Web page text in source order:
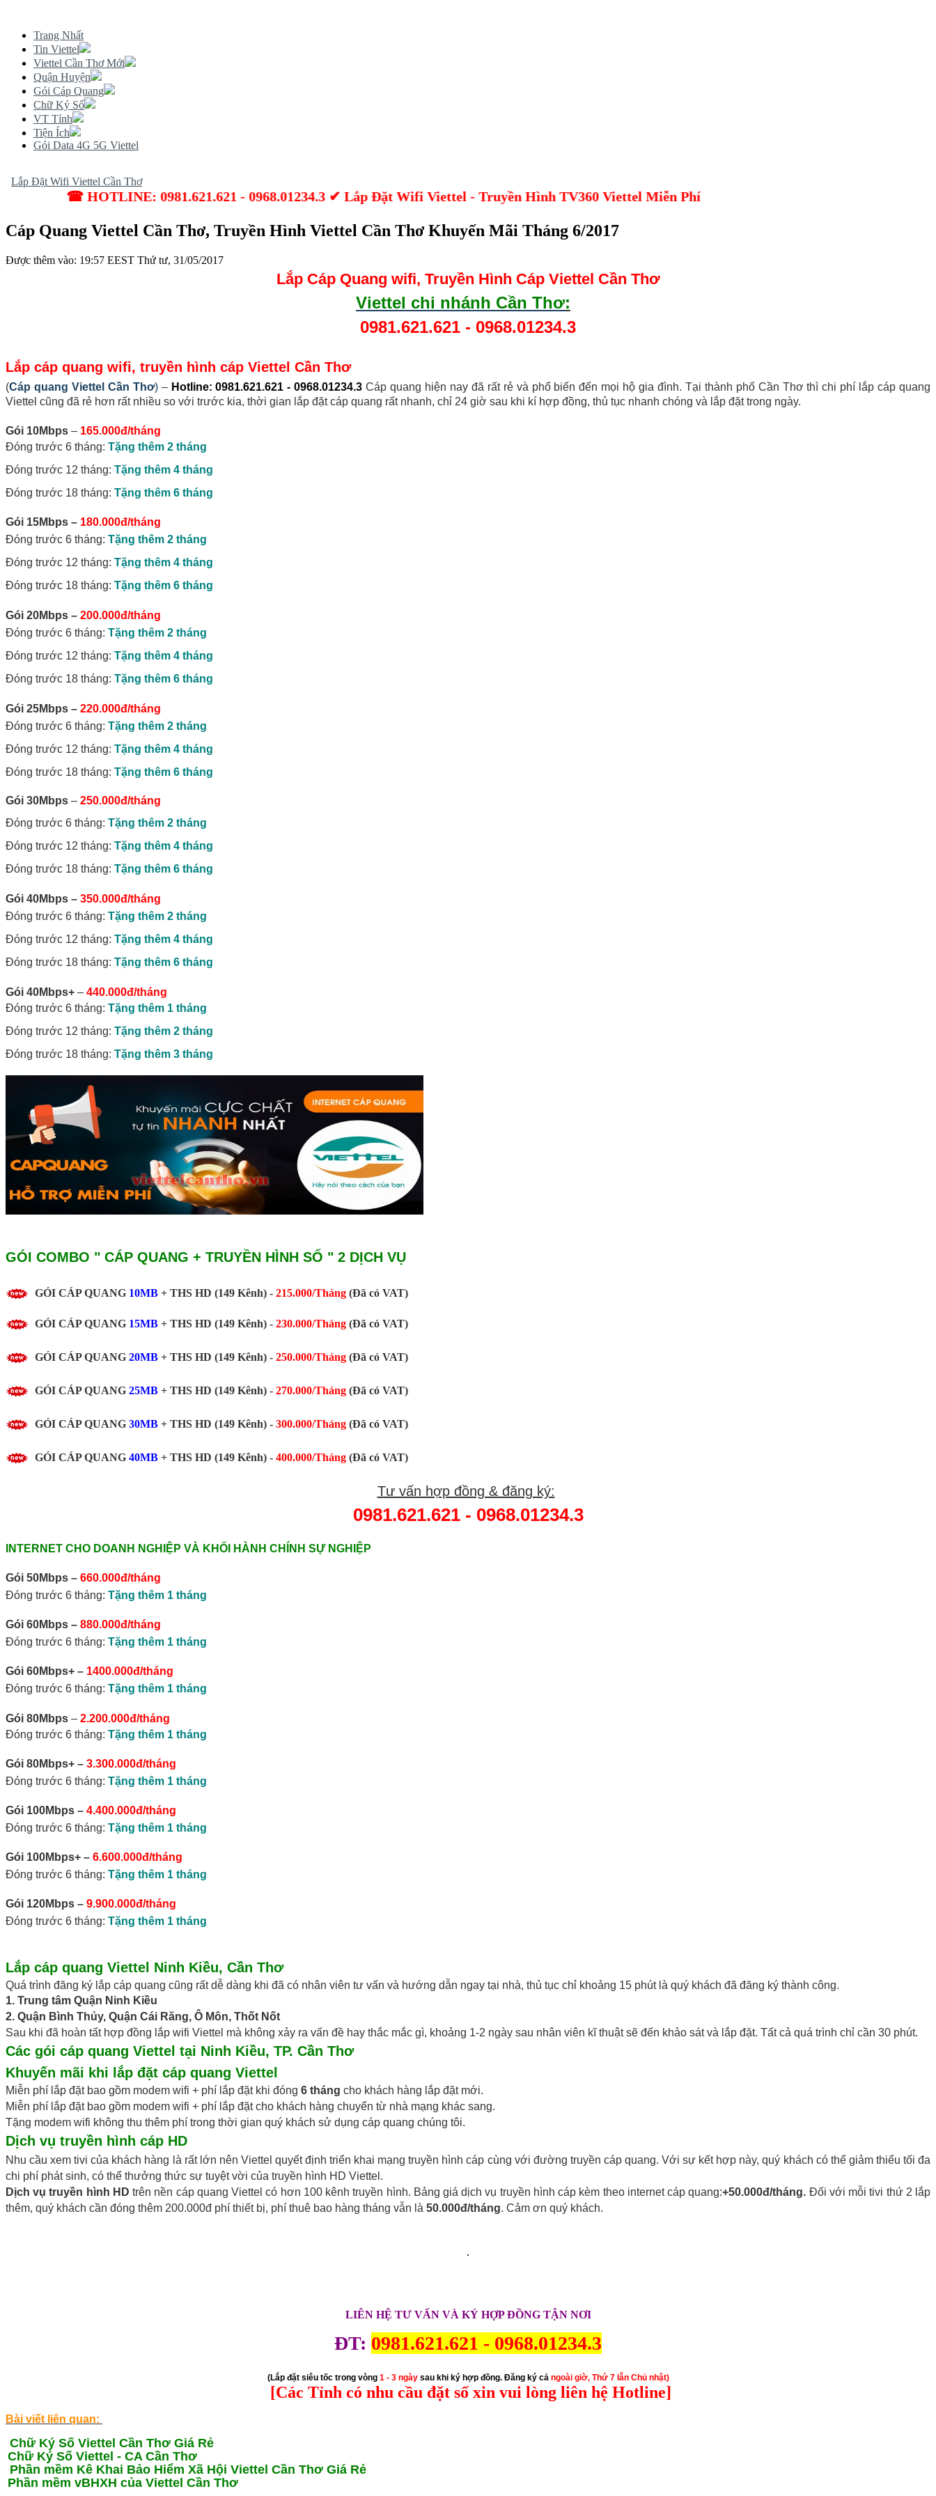
Trang Nhất
Tin Viettel
Viettel Cần Thơ Mới
Quận Huyện
Gói Cáp Quang
Chữ Ký Số
VT Tỉnh
Tiện Ích
Gói Data 4G 5G Viettel
Lắp Đặt Wifi Viettel Cần Thơ
☎ HOTLINE: 0981.621.621 - 0968.01234.3 ✔ Lắp Đặt Wifi Viettel - Truyền Hình TV360 Viettel Miễn Phí
Cáp Quang Viettel Cần Thơ, Truyền Hình Viettel Cần Thơ Khuyến Mãi Tháng 6/2017
Được thêm vào: 19:57 EEST Thứ tư, 31/05/2017
Lắp Cáp Quang wifi, Truyền Hình Cáp Viettel Cần Thơ
Viettel chi nhánh Cần Thơ:
0981.621.621 - 0968.01234.3
Lắp cáp quang wifi, truyền hình cáp Viettel Cần Thơ
(Cáp quang Viettel Cần Thơ)– Hotline: 0981.621.621 - 0968.01234.3Cáp quang hiện nay đã rất rẻ và phổ biến đến mọi hộ gia đình. Tại thành phố Cần Thơ thì chi phí lắp cáp quang
Viettel cũng đã rẻ hơn rất nhiều so với trước kia, thời gian lắp đặt cáp quang rất nhanh, chỉ 24 giờ sau khi kí hợp đồng, thủ tục nhanh chóng và lắp đặt trong ngày.
Gói 10Mbps – 165.000đ/tháng
Đóng trước 6 tháng: Tặng thêm 2 tháng
Đóng trước 12 tháng: Tặng thêm 4 tháng
Đóng trước 18 tháng: Tặng thêm 6 tháng
Gói 15Mbps – 180.000đ/tháng
Đóng trước 6 tháng: Tặng thêm 2 tháng
Đóng trước 12 tháng: Tặng thêm 4 tháng
Đóng trước 18 tháng: Tặng thêm 6 tháng
Gói 20Mbps – 200.000đ/tháng
Đóng trước 6 tháng: Tặng thêm 2 tháng
Đóng trước 12 tháng: Tặng thêm 4 tháng
Đóng trước 18 tháng: Tặng thêm 6 tháng
Gói 25Mbps – 220.000đ/tháng
Đóng trước 6 tháng: Tặng thêm 2 tháng
Đóng trước 12 tháng: Tặng thêm 4 tháng
Đóng trước 18 tháng: Tặng thêm 6 tháng
Gói 30Mbps – 250.000đ/tháng
Đóng trước 6 tháng: Tặng thêm 2 tháng
Đóng trước 12 tháng: Tặng thêm 4 tháng
Đóng trước 18 tháng: Tặng thêm 6 tháng
Gói 40Mbps – 350.000đ/tháng
Đóng trước 6 tháng: Tặng thêm 2 tháng
Đóng trước 12 tháng: Tặng thêm 4 tháng
Đóng trước 18 tháng: Tặng thêm 6 tháng
Gói 40Mbps+ – 440.000đ/tháng
Đóng trước 6 tháng: Tặng thêm 1 tháng
Đóng trước 12 tháng: Tặng thêm 2 tháng
Đóng trước 18 tháng: Tặng thêm 3 tháng
GÓI COMBO " CÁP QUANG + TRUYỀN HÌNH SỐ " 2 DỊCH VỤ
GÓI CÁP QUANG 10MB + THS HD (149 Kênh) - 215.000/Tháng (Đã có VAT)
GÓI CÁP QUANG 15MB + THS HD (149 Kênh) - 230.000/Tháng (Đã có VAT)
GÓI CÁP QUANG 20MB + THS HD (149 Kênh) - 250.000/Tháng (Đã có VAT)
GÓI CÁP QUANG 25MB + THS HD (149 Kênh) - 270.000/Tháng (Đã có VAT)
GÓI CÁP QUANG 30MB + THS HD (149 Kênh) - 300.000/Tháng (Đã có VAT)
GÓI CÁP QUANG 40MB + THS HD (149 Kênh) - 400.000/Tháng (Đã có VAT)
Tư vấn hợp đồng & đăng ký:
0981.621.621 - 0968.01234.3
INTERNET CHO DOANH NGHIỆP VÀ KHỐI HÀNH CHÍNH SỰ NGHIỆP
Gói 50Mbps – 660.000đ/tháng
Đóng trước 6 tháng: Tặng thêm 1 tháng
Gói 60Mbps – 880.000đ/tháng
Đóng trước 6 tháng: Tặng thêm 1 tháng
Gói 60Mbps+ – 1400.000đ/tháng
Đóng trước 6 tháng: Tặng thêm 1 tháng
Gói 80Mbps – 2.200.000đ/tháng
Đóng trước 6 tháng: Tặng thêm 1 tháng
Gói 80Mbps+ – 3.300.000đ/tháng
Đóng trước 6 tháng: Tặng thêm 1 tháng
Gói 100Mbps – 4.400.000đ/tháng
Đóng trước 6 tháng: Tặng thêm 1 tháng
Gói 100Mbps+ – 6.600.000đ/tháng
Đóng trước 6 tháng: Tặng thêm 1 tháng
Gói 120Mbps – 9.900.000đ/tháng
Đóng trước 6 tháng: Tặng thêm 1 tháng
Lắp cáp quang Viettel Ninh Kiều, Cần Thơ
Quá trình đăng ký lắp cáp quang cũng rất dễ dàng khi đã có nhân viên tư vấn và hướng dẫn ngay tại nhà, thủ tục chỉ khoảng 15 phút là quý khách đã đăng ký thành công.
1. Trung tâm Quận Ninh Kiều
2. Quận Bình Thủy, Quận Cái Răng, Ô Môn, Thốt Nốt
Sau khi đã hoàn tất hợp đồng lắp wifi Viettel mà không xảy ra vấn đề hay thắc mắc gì, khoảng 1-2 ngày sau nhân viên kĩ thuật sẽ đến khảo sát và lắp đặt. Tất cả quá trình chỉ cần 30 phút.
Các gói cáp quang Viettel tại Ninh Kiều, TP. Cần Thơ
Khuyến mãi khi lắp đặt cáp quang Viettel
Miễn phí lắp đặt bao gồm modem wifi + phí lắp đặt khi đóng 6 tháng cho khách hàng lắp đặt mới.
Miễn phí lắp đặt bao gồm modem wifi + phí lắp đặt cho khách hàng chuyển từ nhà mạng khác sang.
Tặng modem wifi không thu thêm phí trong thời gian quý khách sử dụng cáp quang chúng tôi.
Dịch vụ truyền hình cáp HD
Nhu cầu xem tivi của khách hàng là rất lớn nên Viettel quyết định triển khai mạng truyền hình cáp cùng với đường truyền cáp quang. Với sự kết hợp này, quý khách có thể giảm thiểu tối đa
chi phí phát sinh, có thể thưởng thức sự tuyệt vời của truyền hình HD Viettel.
Dịch vụ truyền hình HD trên nền cáp quang Viettel có hơn 100 kênh truyền hình. Bảng giá dịch vụ truyền hình cáp kèm theo internet cáp quang:+50.000đ/tháng. Đối với mỗi tivi thứ 2 lắp
thêm, quý khách cần đóng thêm 200.000đ phí thiết bị, phí thuê bao hàng tháng vẫn là 50.000đ/tháng. Cảm ơn quý khách.
LIÊN HỆ TƯ VẤN VÀ KÝ HỢP ĐỒNG TẬN NƠI
ĐT: 0981.621.621 - 0968.01234.3
(Lắp đặt siêu tốc trong vòng 1 - 3 ngày sau khi ký hợp đồng. Đăng ký cả ngoài giờ, Thứ 7 lẫn Chủ nhật)
[Các Tỉnh có nhu cầu đặt số xin vui lòng liên hệ Hotline]
Bài viết liên quan:
Chữ Ký Số Viettel Cần Thơ Giá Rẻ
Chữ Ký Số Viettel - CA Cần Thơ
Phần mềm Kê Khai Bảo Hiểm Xã Hội Viettel Cần Thơ Giá Rẻ
Phần mềm vBHXH của Viettel Cần Thơ